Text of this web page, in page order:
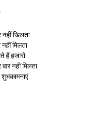
नहीं खिलता
नहीं मिलता
हैं हजारों
नहीं मिलता